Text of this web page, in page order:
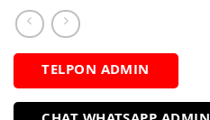
TELPON ADMIN